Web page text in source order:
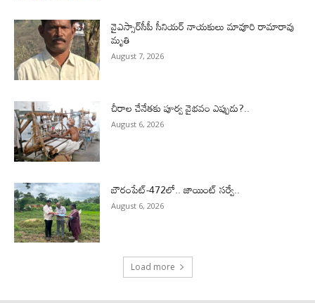
వైఎస్సార్‌సీపీ సీనియర్ నాయకులు మావూరి రామారావు
మృతి
August 7, 2026
చీరాల చేనేతకు పూర్వ వైభవం ఎప్పుడు?..
August 6, 2026
బౌరంపేట్-472లో.. జాయింట్ సర్వే..
August 6, 2026
Load more